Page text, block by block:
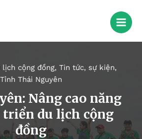
lịch cộng đồng, Tin tức, sự kiện,
Tỉnh Thái Nguyên
Nâng cao năng
du lịch cộng
đồng